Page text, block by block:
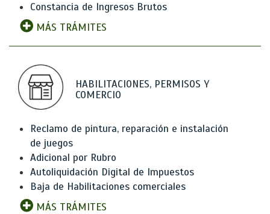
Constancia de Ingresos Brutos
MÁS TRÁMITES
HABILITACIONES, PERMISOS Y
COMERCIO
Reclamo de pintura, reparación e instalación
de juegos
Adicional por Rubro
Autoliquidación Digital de Impuestos
Baja de Habilitaciones comerciales
MÁS TRÁMITES